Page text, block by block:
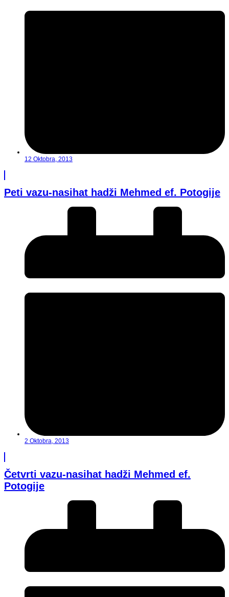
12 Oktobra, 2013
Peti vazu-nasihat hadži Mehmed ef. Potogije
2 Oktobra, 2013
Četvrti vazu-nasihat hadži Mehmed ef.
Potogije